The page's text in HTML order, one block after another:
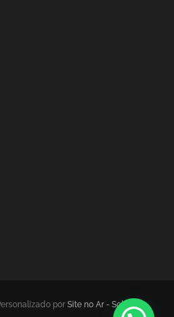
por Site no Ar - Soluções